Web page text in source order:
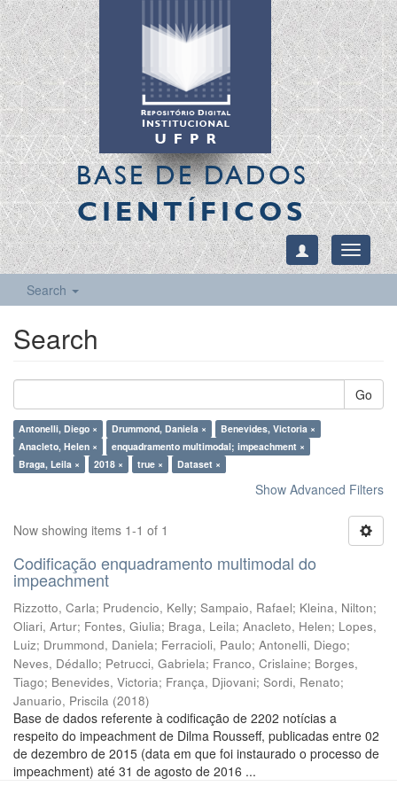
BASE DE DADOS
CIENTÍFICOS
Toggle
Search
Search
Go
Antonelli, Diego × Drummond, Daniela ×
Benevides, Victoria ×
Anacleto, Helen ×
enquadramento multimodal; impeachment ×
Braga, Leila ×
2018 × true × Dataset ×
Show Advanced Filters
Now showing items 1-1 of 1
Codificação enquadramento multimodal do
impeachment
Rizzotto, Carla; Prudencio, Kelly; Sampaio, Rafael; Kleina, Nilton;
Oliari, Artur; Fontes, Giulia; Braga, Leila; Anacleto, Helen; Lopes,
Luiz; Drummond, Daniela; Ferracioli, Paulo; Antonelli, Diego;
Neves, Dédallo; Petrucci, Gabriela; Franco, Crislaine; Borges,
Tiago; Benevides, Victoria; França, Djiovani; Sordi, Renato;
Januario, Priscila (2018)
Base de dados referente à codificação de 2202 notícias a
respeito do impeachment de Dilma Rousseff, publicadas entre 02
de dezembro de 2015 (data em que foi instaurado o processo de
impeachment) até 31 de agosto de 2016 ...